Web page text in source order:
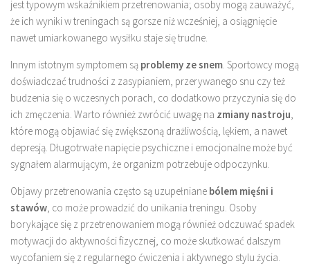
jest typowym wskaźnikiem przetrenowania; osoby mogą zauważyć,
że ich wyniki w treningach są gorsze niż wcześniej, a osiągnięcie
nawet umiarkowanego wysiłku staje się trudne.
Innym istotnym symptomem są problemy ze snem. Sportowcy mogą
doświadczać trudności z zasypianiem, przerywanego snu czy też
budzenia się o wczesnych porach, co dodatkowo przyczynia się do
ich zmęczenia. Warto również zwrócić uwagę na zmiany nastroju,
które mogą objawiać się zwiększoną drażliwością, lękiem, a nawet
depresją. Długotrwałe napięcie psychiczne i emocjonalne może być
sygnałem alarmującym, że organizm potrzebuje odpoczynku.
Objawy przetrenowania często są uzupełniane bólem mięśni i
stawów, co może prowadzić do unikania treningu. Osoby
borykające się z przetrenowaniem mogą również odczuwać spadek
motywacji do aktywności fizycznej, co może skutkować dalszym
wycofaniem się z regularnego ćwiczenia i aktywnego stylu życia.